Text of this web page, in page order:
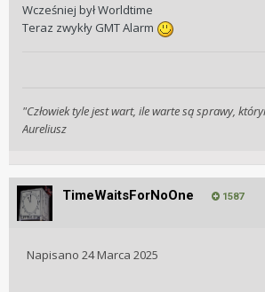
Wcześniej był Worldtime
Teraz zwykły GMT Alarm
"Człowiek tyle jest wart, ile warte są sprawy,
Aureliusz
TimeWaitsForNoOne 1587
Napisano 24 Marca 2025